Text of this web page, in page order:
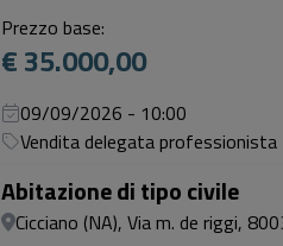
Prezzo base:
€ 35.000,00
09/09/2026 - 10:00
Vendita delegata professionista
Abitazione di tipo civile
Cicciano (NA), Via m. de riggi,